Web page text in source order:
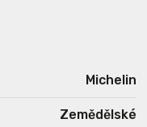
Michelin
Zemědělské